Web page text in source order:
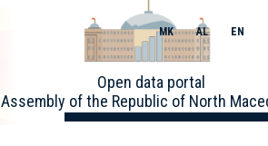
Open data portal
Assembly of the Republic of North
MK AL EN